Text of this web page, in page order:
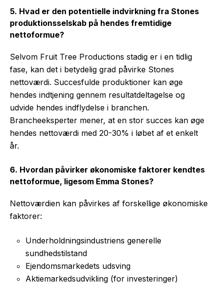
5. Hvad er den potentielle indvirkning fra Stones
produktionsselskab på hendes fremtidige
nettoformue?
Selvom Fruit Tree Productions stadig er i en tidlig
fase, kan det i betydelig grad påvirke Stones
nettoværdi. Succesfulde produktioner kan øge
hendes indtjening gennem resultatdeltagelse og
udvide hendes indflydelse i branchen.
Brancheeksperter mener, at en stor succes kan øge
hendes nettoværdi med 20-30% i løbet af et enkelt
år.
6. Hvordan påvirker økonomiske faktorer kendtes
nettoformue, ligesom Emma Stones?
Nettoværdien kan påvirkes af forskellige økonomiske
faktorer:
Underholdningsindustriens generelle
sundhedstilstand
Ejendomsmarkedets udsving
Aktiemarkedsudvikling (for investeringer)